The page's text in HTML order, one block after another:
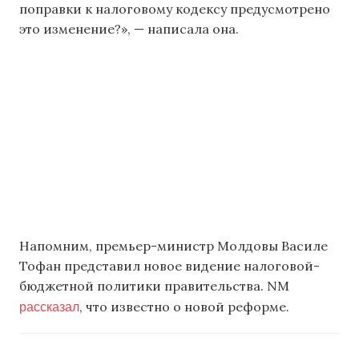
поправки к налоговому кодексу предусмотрено
это изменение?», — написала она.
Напомним, премьер-министр Молдовы Василе
Тофан представил новое видение налоговой-
бюджетной политики правительства. NM
рассказал, что известно о новой реформе.